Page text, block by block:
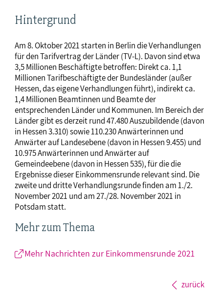
Hintergrund
Am 8. Oktober 2021 starten in Berlin die Verhandlungen
für den Tarifvertrag der Länder (TV-L). Davon sind etwa
3,5 Millionen Beschäftigte betroffen: Direkt ca. 1,1
Millionen Tarifbeschäftigte der Bundesländer (außer
Hessen, das eigene Verhandlungen führt), indirekt ca.
1,4 Millionen Beamtinnen und Beamte der
entsprechenden Länder und Kommunen. Im Bereich der
Länder gibt es derzeit rund 47.480 Auszubildende (davon
in Hessen 3.310) sowie 110.230 Anwärterinnen und
Anwärter auf Landesebene (davon in Hessen 9.455) und
10.975 Anwärterinnen und Anwärter auf
Gemeindeebene (davon in Hessen 535), für die die
Ergebnisse dieser Einkommensrunde relevant sind. Die
zweite und dritte Verhandlungsrunde finden am 1./2.
November 2021 und am 27./28. November 2021 in
Potsdam statt.
Mehr zum Thema
Mehr Nachrichten zur Einkommensrunde 2021
zurück